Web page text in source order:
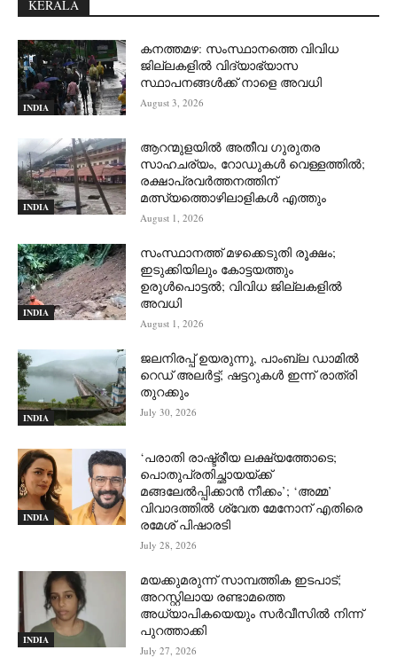
KERALA
INDIA
കനത്തമഴ: സംസ്ഥാനത്തെ വിവിധ
ജില്ലകളിൽ വിദ്യാഭ്യാസ
സ്ഥാപനങ്ങൾക്ക് നാളെ അവധി
August 3, 2026
INDIA
ആറന്മുളയില്‍ അതീവ ഗുരുതര
സാഹചര്യം, റോഡുകള്‍ വെള്ളത്തില്‍;
രക്ഷാപ്രവര്‍ത്തനത്തിന്
മത്സ്യത്തൊഴിലാളികള്‍ എത്തും
August 1, 2026
INDIA
സംസ്ഥാനത്ത് മഴക്കെടുതി രൂക്ഷം;
ഇടുക്കിയിലും കോട്ടയത്തും
ഉരുള്‍പൊട്ടല്‍; വിവിധ ജില്ലകളില്‍
അവധി
August 1, 2026
INDIA
ജലനിരപ്പ് ഉയരുന്നു, പാംബ്ല ഡാമിൽ
റെഡ് അലർട്ട്; ഷട്ടറുകൾ ഇന്ന് രാത്രി
തുറക്കും
July 30, 2026
INDIA
‘പരാതി രാഷ്ട്രീയ ലക്ഷ്യത്തോടെ;
പൊതുപ്രതിച്ഛായയ്ക്ക്
മങ്ങലേല്‍പ്പിക്കാന്‍ നീക്കം’; ‘അമ്മ’
വിവാദത്തില്‍ ശ്വേത മേനോന് എതിരെ
രമേശ് പിഷാരടി
July 28, 2026
INDIA
മയക്കുമരുന്ന് സാമ്പത്തിക ഇടപാട്;
അറസ്റ്റിലായ രണ്ടാമത്തെ
അധ്യാപികയെയും സർവീസിൽ നിന്ന്
പുറത്താക്കി
July 27, 2026